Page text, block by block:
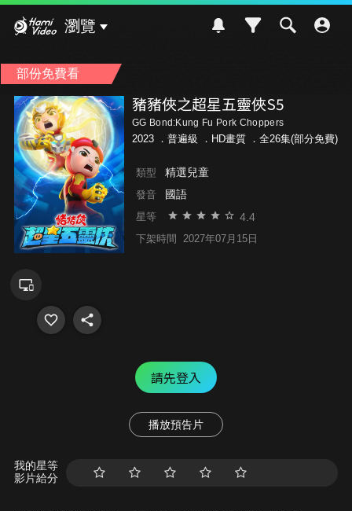
瀏覽
部份免費看
豬豬俠之超星五靈俠S5
GG Bond:Kung Fu Pork Choppers
2023 ． 普遍級 ．HD畫質 ．全26集(部分免費)
類型 精選兒童
發音 國語
星等 4.4
下架時間 2027年07月15日
請先登入
播放預告片
我的星等
影片給分